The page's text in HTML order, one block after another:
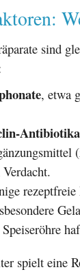
sind
, etwa
Antibiotika
rezeptfreie
spielt eine